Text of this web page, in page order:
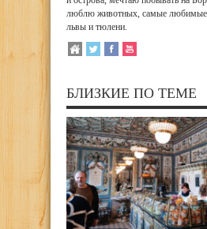
люблю животных, самые
львы и тюлени.
БЛИЗКИЕ ПО ТЕМЕ